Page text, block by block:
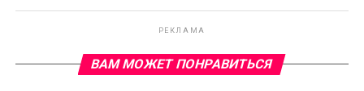
РЕКЛАМА
ВАМ МОЖЕТ ПОНРАВИТЬСЯ